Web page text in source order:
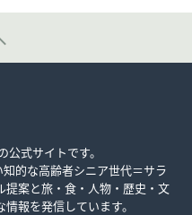
式サイトです。
的な高齢者シニア世代＝サラ
提案と旅・食・人物・歴史・文
報を発信しています。